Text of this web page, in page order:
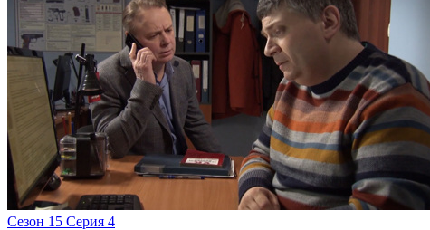
Сезон 15 Серия 4